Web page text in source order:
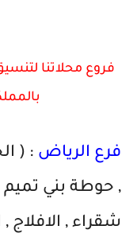
فروع محلاتنا
فرع الرياض : (
, حوطة بني تميم ,
شقراء , الافلاج